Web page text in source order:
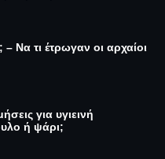
Να τι έτρωγαν οι αρχαίοι
για υγιεινή
ή ψάρι;